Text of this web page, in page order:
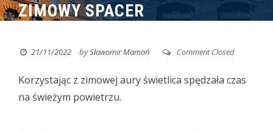
ZIMOWY SPACER
21/11/2022 bySławomir Mamoń Comment Closed
Korzystając z zimowej aury świetlica spędzała czas
na świeżym powietrzu.